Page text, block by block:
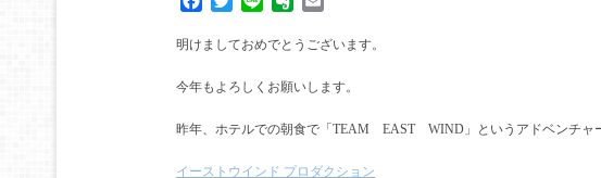
明けましておめでとうございます。
今年もよろしくお願いします。
昨年、ホテルでの朝食で「TEAM EAST WIND」というアドベンチャ
イーストウインド プロダクション